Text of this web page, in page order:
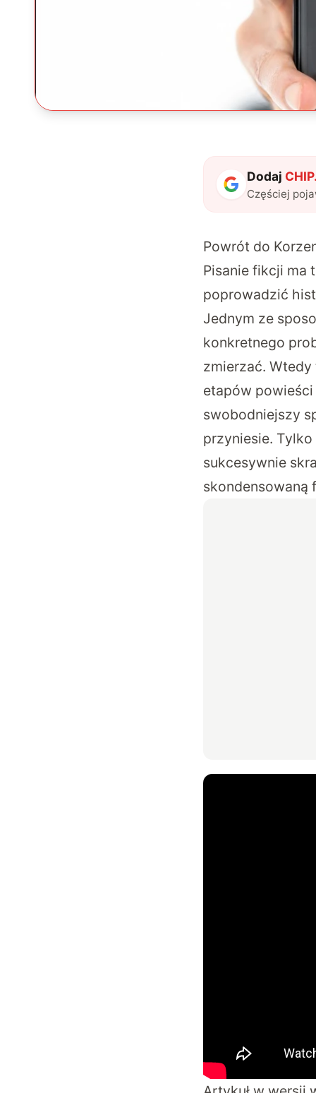
Dodaj
Częściej
Powrót do
Pisanie fikcji ma
poprowadzić
Jednym ze
konkretnego
zmierzać.
etapów
swobodniejszy
przyniesie.
sukcesywnie
skondensowaną